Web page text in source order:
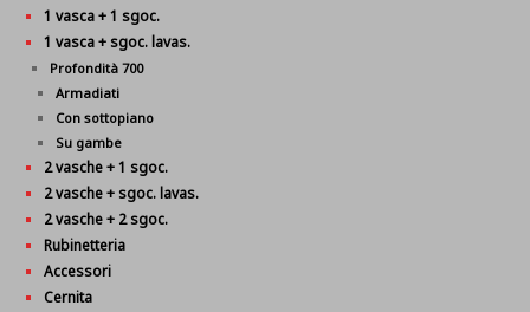
1 vasca + 1 sgoc.
1 vasca + sgoc. lavas.
Profondità 700
Armadiati
Con sottopiano
Su gambe
2 vasche + 1 sgoc.
2 vasche + sgoc. lavas.
2 vasche + 2 sgoc.
Rubinetteria
Accessori
Cernita